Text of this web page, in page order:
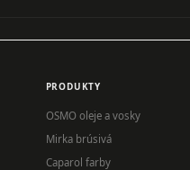
PRODUKTY
OSMO oleje a vosky
Mirka brúsivá
Caparol farby